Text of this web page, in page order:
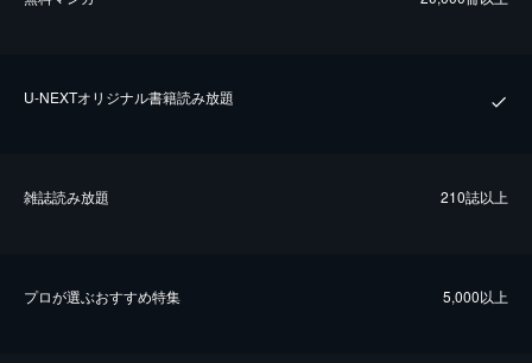
U-NEXTオリジナル書籍読み放題
雑誌読み放題 210誌以上
プロが選ぶおすすめ特集 5,000以上